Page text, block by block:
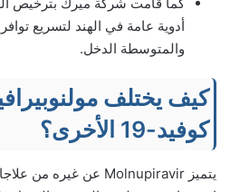
كما قامت شركة ميرك بترخيص
أدوية عامة في الهند لتسريع
والمتوسطة الدخل.
كيف يختلف
كوفيد-19 الأخرى؟